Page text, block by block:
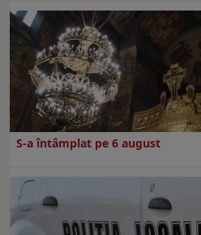
S-a întâmplat pe 6 august